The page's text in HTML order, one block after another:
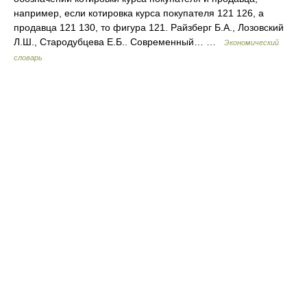
например, если котировка курса покупателя 121 126, а
продавца 121 130, то фигура 121. Райзберг Б.А., Лозовский
Л.Ш., Стародубцева Е.Б.. Современный… …
Экономический
словарь